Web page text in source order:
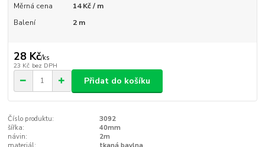
Měrná cena
14 Kč / m
Balení
2 m
28 Kč/ks
23 Kč bez DPH
Přidat do košíku
Číslo produktu:
3092
šířka:
40mm
návin:
2m